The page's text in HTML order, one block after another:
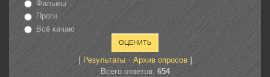
Фильмы
Проги
Всё качаю
[ Результаты· Архив опросов]
Всего ответов: 654